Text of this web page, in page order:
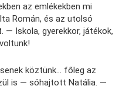
az emlékekben mi
Román, és az utolsó
Iskola, gyerekkor, játékok,
köztünk… főleg az
is — sóhajtott Natália. —